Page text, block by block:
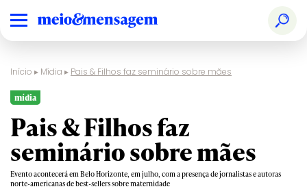
Início ▸ Mídia ▸ Pais & Filhos faz seminário sobre mães
mídia
Pais & Filhos faz
seminário sobre mães
Evento acontecerá em Belo Horizonte, em julho, com a presença de jornalistas e autoras
norte-americanas de best-sellers sobre maternidade